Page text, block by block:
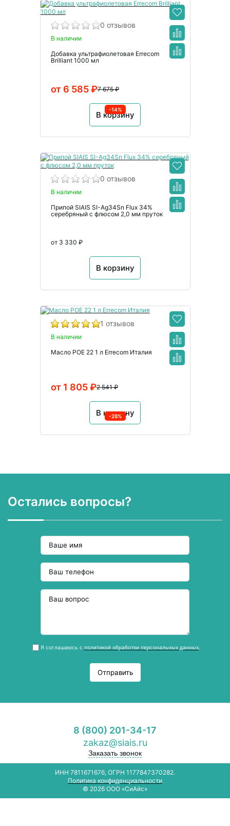
0 отзывов
В наличии
Добавка ультрафиолетовая Errecom
Brilliant 1000 мл
7 675 ₽
от 6 585 ₽
В корзину
-14%
0 отзывов
В наличии
Припой SIAIS SI-Ag34Sn Flux 34%
серебряный с флюсом 2,0 мм пруток
от 3 330 ₽
В корзину
1 отзывов
В наличии
Масло POE 22 1 л Errecom Италия
2 541 ₽
от 1 805 ₽
В корзину
-28%
Остались вопросы?
Я соглашаюсь с политикой обработки персональных данных.
Отправить
8 (800) 201-34-17
zakaz@siais.ru
Заказать звонок
ИНН 7811671676, ОГРН 1177847370282.
Политика конфиденциальности
© 2026 ООО «СиАйс»